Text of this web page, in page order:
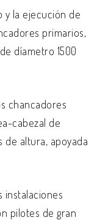
y la ejecución de
primarios,
díametro 1500
chancadores
cabezal de
de altura, apoyada
instalaciones
pilotes de gran